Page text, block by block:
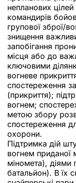
непланових
командирів
групової зброї/
знищення
запобігання
місця або до
ключовими
вогневе
спостереження
(прикриття);
вогнем;
метою збору
спостереження
охорони.
Підтримка дій
вогнем приданої
міномета), діями
батальйон). В їх